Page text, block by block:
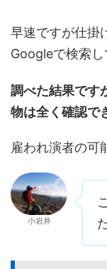
早速ですが仕掛
Googleで検索し
調べた結果です
物は全く確認で
雇われ演者の可
小岩井